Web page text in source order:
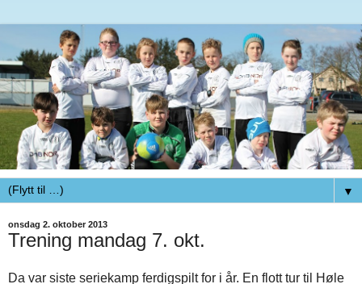
▼
onsdag 2. oktober 2013
Trening mandag 7. okt.
Da var siste seriekamp ferdigspilt for i år. En flott tur til Høle